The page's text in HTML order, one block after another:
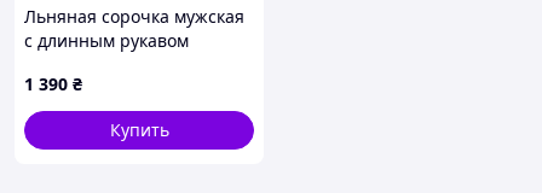
Льняная сорочка мужская
с длинным рукавом
1 390 ₴
Купить